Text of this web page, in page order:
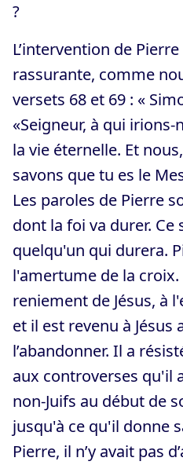
?
L’intervention de
rassurante, comme
versets 68 et 69 : «
«Seigneur, à qui irions-
la vie éternelle. Et
savons que tu es le
Les paroles de Pierre
dont la foi va durer. Ce
quelqu'un qui durera.
l'amertume de la
reniement de Jésus, à
et il est revenu à Jésus
l’abandonner. Il a
aux controverses qu'il
non-Juifs au début de
jusqu'à ce qu'il donne
Pierre, il n’y avait pas